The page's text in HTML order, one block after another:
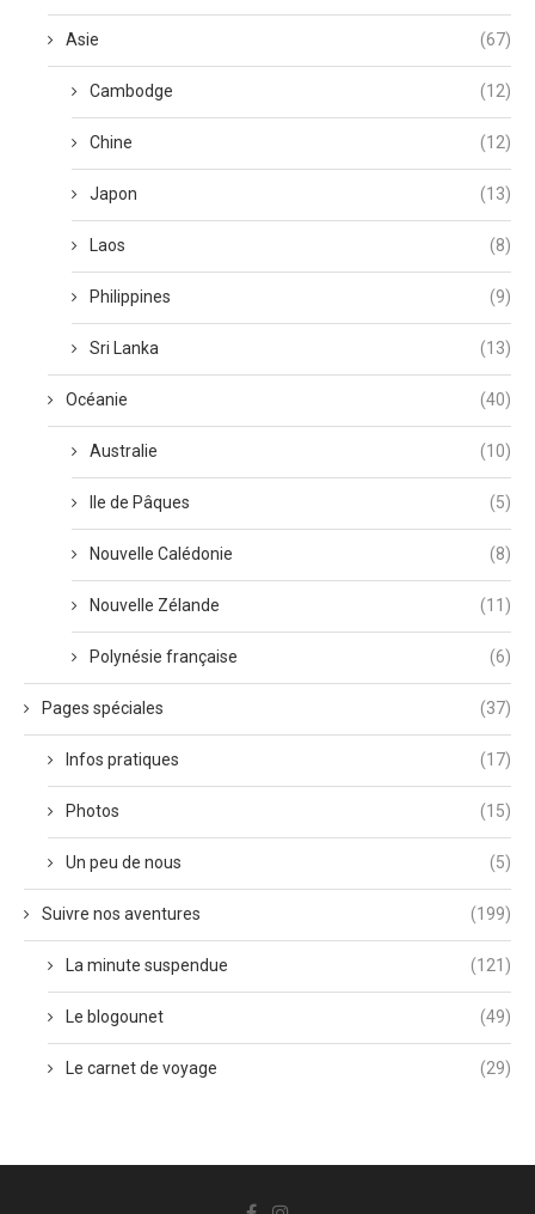
Asie (67)
Cambodge (12)
Chine (12)
Japon (13)
Laos (8)
Philippines (9)
Sri Lanka (13)
Océanie (40)
Australie (10)
Ile de Pâques (5)
Nouvelle Calédonie (8)
Nouvelle Zélande (11)
Polynésie française (6)
Pages spéciales (37)
Infos pratiques (17)
Photos (15)
Un peu de nous (5)
Suivre nos aventures (199)
La minute suspendue (121)
Le blogounet (49)
Le carnet de voyage (29)